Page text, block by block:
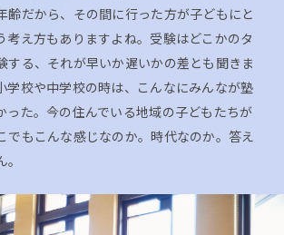
齢だから、その間に行った方が子どもにと
考え方もありますよね。受験はどこかのタ
する、それが早いか遅いかの差とも聞きま
学校や中学校の時は、こんなにみんなが塾
った。今の住んでいる地域の子どもたちが
でもこんな感じなのか。時代なのか。答え